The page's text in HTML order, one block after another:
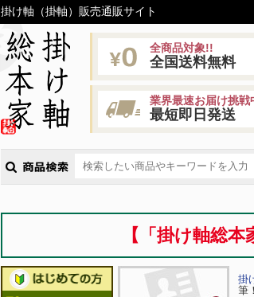
掛け軸（掛軸）販売通販サイト
全商品対象!!
全国送料無料
業界最速お届け挑戦
最短即日発送
【「掛け軸総
掛
筆！